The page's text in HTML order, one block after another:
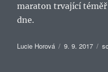
maraton trvající
dne.
Autor:
Lucie Horová Publikováno:
9. 9. 2017